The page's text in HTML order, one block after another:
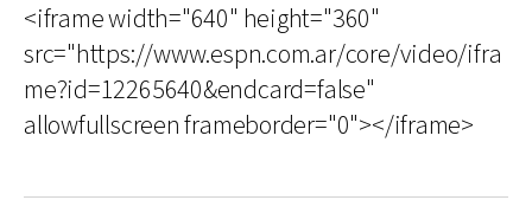
<iframe width="640" height="360"
src="https://www.espn.com.ar/core/video/ifra
me?id=12265640&endcard=false"
allowfullscreen frameborder="0"></iframe>